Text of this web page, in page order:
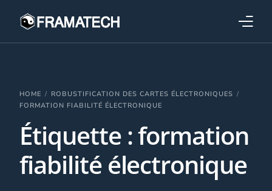
HOME
ROBUSTIFICATION DES CARTES ÉLECTRONIQUES
FORMATION FIABILITÉ ÉLECTRONIQUE
Étiquette :formation
fiabilité électronique
Formations
Performance électronique
Stratégies industrielles